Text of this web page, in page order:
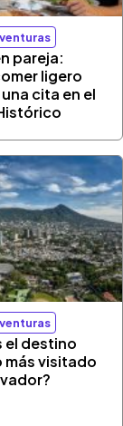
pareja:
ligero
cita en el
el destino
visitado